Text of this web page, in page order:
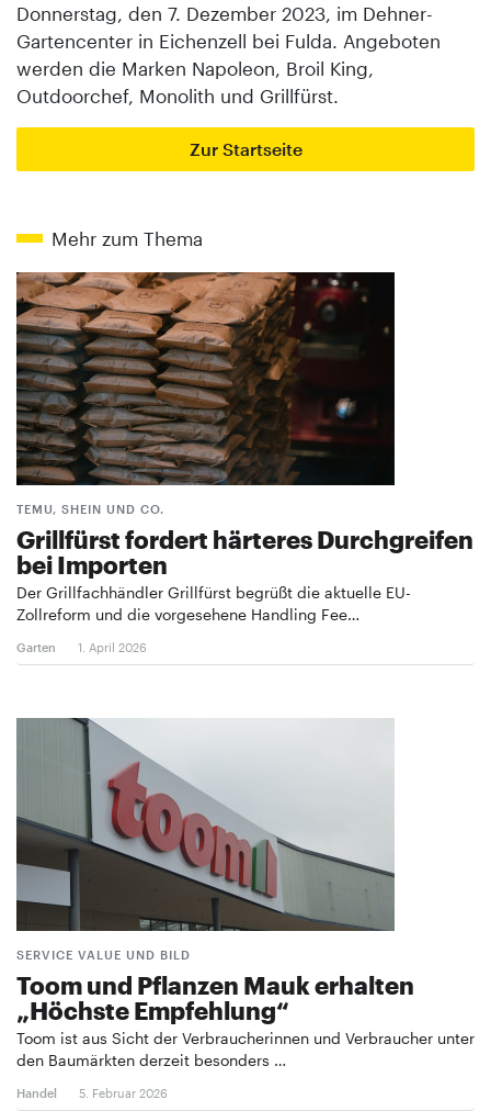
Donnerstag, den 7. Dezember 2023, im Dehner-
Gartencenter in Eichenzell bei Fulda. Angeboten
werden die Marken Napoleon, Broil King,
Outdoorchef, Monolith und Grillfürst.
Zur Startseite
Mehr zum Thema
TEMU, SHEIN UND CO.
Grillfürst fordert härteres Durchgreifen
bei Importen
Der Grillfachhändler Grillfürst begrüßt die aktuelle EU-
Zollreform und die vorgesehene Handling Fee…
Garten 1. April 2026
SERVICE VALUE UND BILD
Toom und Pflanzen Mauk erhalten
„Höchste Empfehlung“
Toom ist aus Sicht der Verbraucherinnen und Verbraucher unter
den Baumärkten derzeit besonders …
Handel 5. Februar 2026